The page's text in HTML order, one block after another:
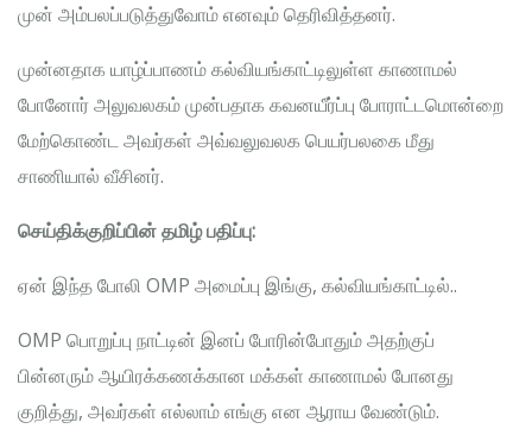
முன் அம்பலப்படுத்துவோம் எனவும் தெரிவித்தனர்.
முன்னதாக யாழ்ப்பாணம் கல்வியங்காட்டிலுள்ள காணாமல்
போனோர் அலுவலகம் முன்பதாக கவனயீர்ப்பு போராட்டமொன்றை
மேற்கொண்ட அவர்கள் அவ்வலுவலக பெயர்பலகை மீது
சாணியால் வீசினர்.
செய்திக்குறிப்பின் தமிழ் பதிப்பு:
ஏன் இந்த போலி OMP அமைப்பு இங்கு, கல்வியங்காட்டில்..
OMP பொறுப்பு நாட்டின் இனப் போரின்போதும் அதற்குப்
பின்னரும் ஆயிரக்கணக்கான மக்கள் காணாமல் போனது
குறித்து, அவர்கள் எல்லாம் எங்கு என ஆராய வேண்டும்.